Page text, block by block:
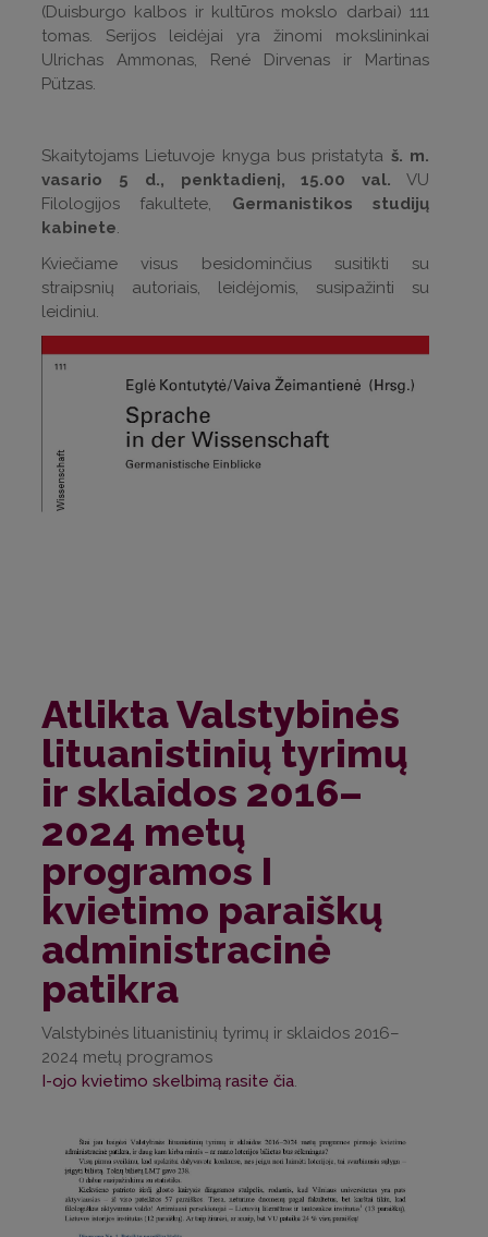
(Duisburgo kalbos ir kultūros mokslo darbai) 111
tomas. Serijos leidėjai yra žinomi mokslininkai
Ulrichas Ammonas, René Dirvenas ir Martinas
Pützas.
Skaitytojams Lietuvoje knyga bus pristatyta š. m.
vasario 5 d., penktadienį, 15.00 val. VU
Filologijos fakultete, Germanistikos studijų
kabinete
Kviečiame visus besidominčius susitikti su
straipsnių autoriais, leidėjomis, susipažinti su
leidiniu.
Atlikta Valstybinės
lituanistinių tyrimų
ir sklaidos 2016–
2024 metų
programos I
kvietimo paraiškų
administracinė
patikra
Valstybinės lituanistinių tyrimų ir sklaidos 2016–
2024 metų programos
I-ojo kvietimo skelbimą rasite čia.